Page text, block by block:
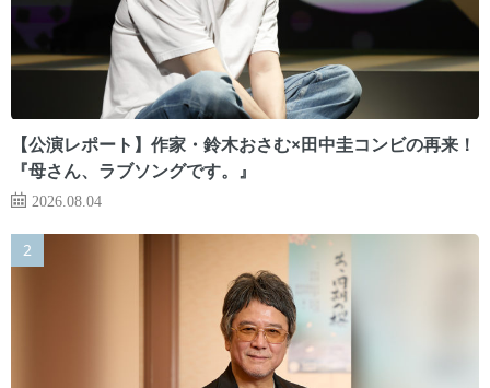
【公演レポート】作家・鈴木おさむ×田中圭コンビの再来！
『母さん、ラブソングです。』
2026.08.04